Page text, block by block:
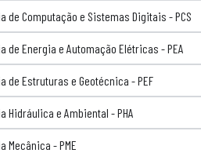
de Computação e Sistemas Digitais - PCS
de Energia e Automação Elétricas - PEA
de Estruturas e Geotécnica - PEF
Hidráulica e Ambiental - PHA
Mecânica - PME